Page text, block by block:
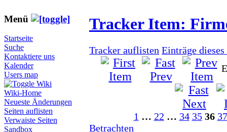
Menü
Startseite
Suche
Kontaktiere uns
Kalender
Users map
Wiki
Wiki-Home
Neueste Änderungen
Seiten auflisten
Verwaiste Seiten
Sandbox
Tracker Item:
Tracker auflisten Einträge dieses
1 … 22 … 34 35 36 37
Betrachten